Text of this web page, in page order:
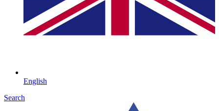
English
Search